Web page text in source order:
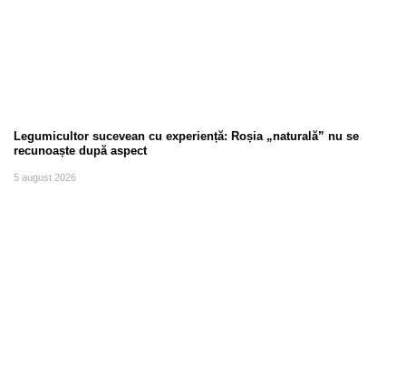
Legumicultor sucevean cu experiență: Roșia „naturală” nu se
recunoaște după aspect
5 august 2026